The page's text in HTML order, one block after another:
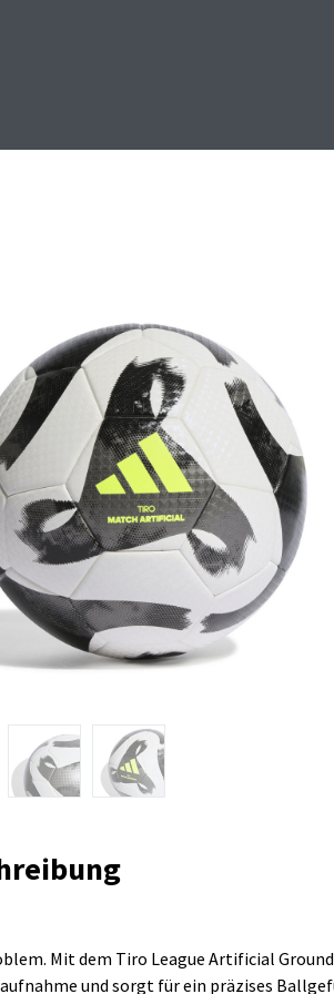
Mit dem Tiro League Artificial
und sorgt für ein präzises